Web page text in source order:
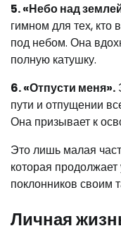
5. «Небо над
гимном для тех, кто
под небом. Она
полную катушку.
6. «Отпусти меня».
пути и отпущении
Она призывает к
Это лишь малая
которая
поклонников своим
Личная